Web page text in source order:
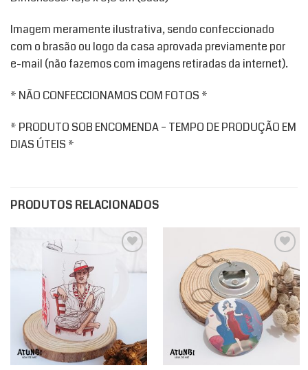
Imagem meramente ilustrativa, sendo confeccionado
com o brasão ou logo da casa aprovada previamente por
e-mail (não fazemos com imagens retiradas da internet).
* NÃO CONFECCIONAMOS COM FOTOS *
* PRODUTO SOB ENCOMENDA – TEMPO DE PRODUÇÃO EM
DIAS ÚTEIS *
PRODUTOS RELACIONADOS
Add to
wishlist